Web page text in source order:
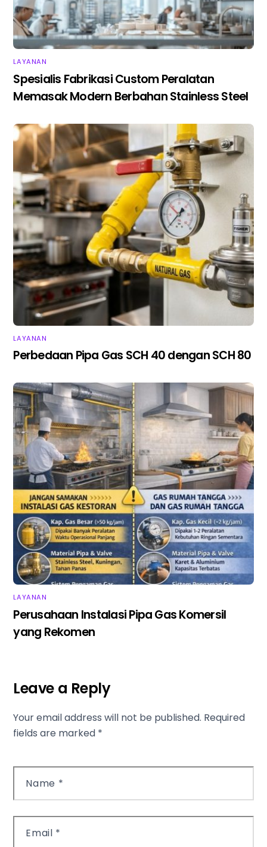
LAYANAN
Spesialis Fabrikasi Custom Peralatan
Memasak Modern Berbahan Stainless Steel
LAYANAN
Perbedaan Pipa Gas SCH 40 dengan SCH 80
LAYANAN
Perusahaan Instalasi Pipa Gas Komersil
yang Rekomen
Leave a Reply
Your email address will not be published. Required
fields are marked *
Name *
Email *